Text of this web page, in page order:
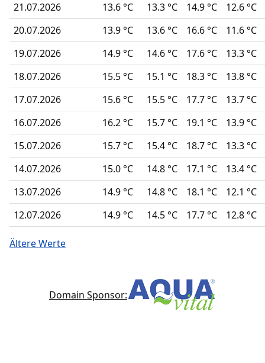
21.07.2026
13.6 °C 13.3 °C 14.9 °C
12.6 °C
20.07.2026
13.9 °C 13.6 °C 16.6 °C
11.6 °C
19.07.2026
14.9 °C 14.6 °C 17.6 °C
13.3 °C
18.07.2026
15.5 °C 15.1 °C 18.3 °C
13.8 °C
17.07.2026
15.6 °C 15.5 °C 17.7 °C
13.7 °C
16.07.2026
16.2 °C 15.7 °C 19.1 °C
13.9 °C
15.07.2026
15.7 °C 15.4 °C 18.7 °C
13.3 °C
14.07.2026
15.0 °C 14.8 °C 17.1 °C
13.4 °C
13.07.2026
14.9 °C 14.8 °C 18.1 °C
12.1 °C
12.07.2026
14.9 °C 14.5 °C 17.7 °C 12.8 °C
Ältere Werte
Domain Sponsor: